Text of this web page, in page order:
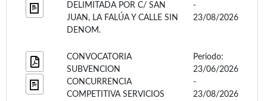
DELIMITADA POR C/ SAN
JUAN, LA FALÚA Y CALLE SIN
DENOM.
-
23/08/2026
CONVOCATORIA
SUBVENCION
CONCURRENCIA
COMPETITIVA SERVICIOS
Periodo:
23/06/2026
-
23/08/2026